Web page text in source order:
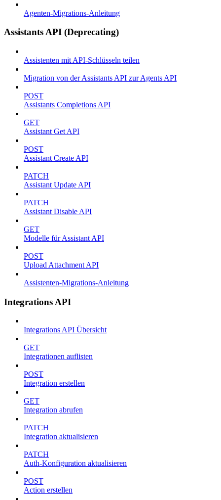
Agenten-Migrations-Anleitung
Assistants API (Deprecating)
Assistenten mit API-Schlüsseln teilen
Migration von der Assistants API zur Agents API
POST
Assistants Completions API
GET
Assistant Get API
POST
Assistant Create API
PATCH
Assistant Update API
PATCH
Assistant Disable API
GET
Modelle für Assistant API
POST
Upload Attachment API
Assistenten-Migrations-Anleitung
Integrations API
Integrations API Übersicht
GET
Integrationen auflisten
POST
Integration erstellen
GET
Integration abrufen
PATCH
Integration aktualisieren
PATCH
Auth-Konfiguration aktualisieren
POST
Action erstellen